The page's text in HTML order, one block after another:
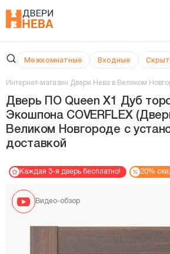
Межкомнатные Входные
Интернет-магазин Двери Нева в Великом
Дверь ПО Queen X1 Дуб
Экошпона COVERFLEX
Великом Новгороде с
доставкой
Каждая 3-я дверь бесплатно! 20%
Видео-обзор